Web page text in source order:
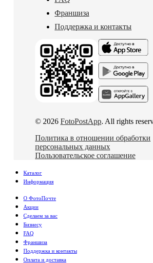
Франшиза
Поддержка и контакты
© 2026 FotoPostApp. All rights
Политика в отношении обработки
персональных данных
Пользовательское соглашение
Каталог
Информация
О ФотоПочте
Акции
Сделаем за вас
Бизнесу
FAQ
Франшиза
Поддержка и контакты
Оплата и доставка